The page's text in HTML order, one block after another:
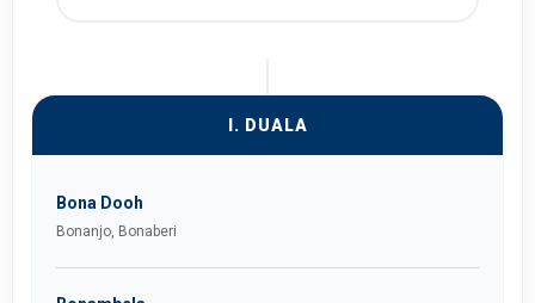
I. DUALA
Bona Dooh
Bonanjo, Bonaberi